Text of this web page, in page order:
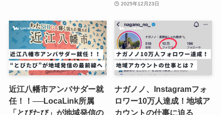
2025年12月23日
近江八幡市アンバサダー就
任！！──LocaLink所属
「とびたび」が地域発信の
ナガノノ、Instagramフォ
ロワー10万人達成！地域ア
カウントの仕事に迫る